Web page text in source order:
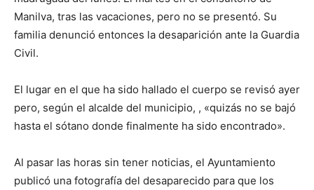
Manilva, tras las vacaciones, pero no se presentó. Su
familia denunció entonces la desaparición ante la Guardia
Civil.
El lugar en el que ha sido hallado el cuerpo se revisó ayer
pero, según el alcalde del municipio, , «quizás no se bajó
hasta el sótano donde finalmente ha sido encontrado».
Al pasar las horas sin tener noticias, el Ayuntamiento
publicó una fotografía del desaparecido para que los